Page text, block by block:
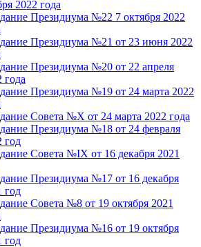
2022 года
Президиума №22 7 октября 2022
Президиума №21 от 23 июня 2022
Президиума №20 от 22 апреля
года
Президиума №19 от 24 марта 2022
Совета №X от 24 марта 2022 года
Президиума №18 от 24 февраля
год
Совета №IX от 16 декабря 2021
Президиума №17 от 16 декабря
год
Совета №8 от 19 октября 2021
Президиума №16 от 19 октября
год